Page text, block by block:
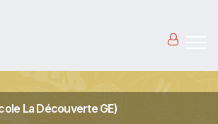
La Découverte GE)